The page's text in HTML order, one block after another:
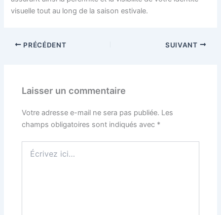
visuelle tout au long de la saison estivale.
PRÉCÉDENT SUIVANT
Laisser un commentaire
Votre adresse e-mail ne sera pas publiée. Les
champs obligatoires sont indiqués avec *
ici…